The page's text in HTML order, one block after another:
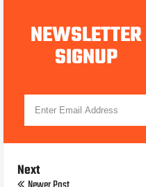
NEWSLETTER
SIGNUP
Next